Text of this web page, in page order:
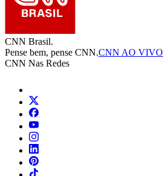
CNN Brasil.
Pense bem, pense CNN.CNN AO VIVO
CNN Nas Redes